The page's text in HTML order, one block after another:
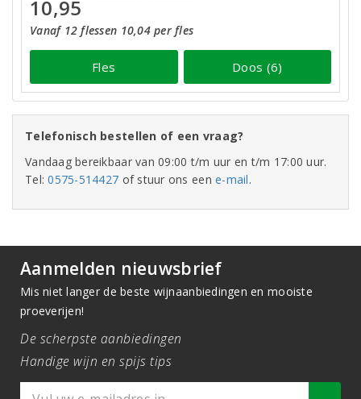
10,95
Vanaf 12 flessen 10,04 per fles
Fles Doos (6)
Telefonisch bestellen of een vraag?
Vandaag bereikbaar van 09:00 t/m uur en t/m 17:00 uur.
Tel:0575-514427 of stuur ons eene-mail.
Aanmelden nieuwsbrief
Mis niet langer de beste wijnaanbiedingen en mooiste
proeverijen!
De scherpste aanbiedingen
Handige wijn en spijs tips